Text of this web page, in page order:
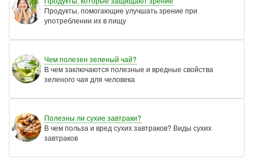
Продукты, помогающие улучшать зрение при
употреблении их в пищу
Чем полезен зеленый чай?
В чем заключаются полезные и вредные свойства
зеленого чая для человека
Полезны ли сухие завтраки?
В чем польза и вред сухих завтраков? Виды сухих
завтраков